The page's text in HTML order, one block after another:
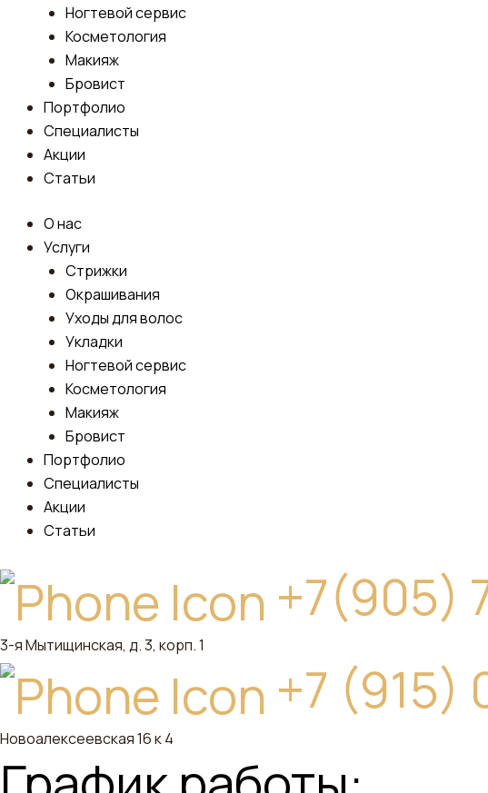
Ногтевой сервис
Косметология
Макияж
Бровист
Портфолио
Специалисты
Акции
Статьи
О нас
Услуги
Стрижки
Окрашивания
Уходы для волос
Укладки
Ногтевой сервис
Косметология
Макияж
Бровист
Портфолио
Специалисты
Акции
Статьи
+7(905)
3-я Мытищинская, д. 3, корп. 1
+7 (915)
Новоалексеевская 16 к 4